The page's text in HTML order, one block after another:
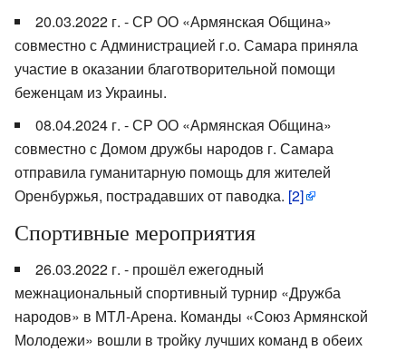
20.03.2022 г. - СР ОО «Армянская Община»
совместно с Администрацией г.о. Самара приняла
участие в оказании благотворительной помощи
беженцам из Украины.
08.04.2024 г. - СР ОО «Армянская Община»
совместно с Домом дружбы народов г. Самара
отправила гуманитарную помощь для жителей
Оренбуржья, пострадавших от паводка. [2]
Спортивные мероприятия
26.03.2022 г. - прошёл ежегодный
межнациональный спортивный турнир «Дружба
народов» в МТЛ-Арена. Команды «Союз Армянской
Молодежи» вошли в тройку лучших команд в обеих